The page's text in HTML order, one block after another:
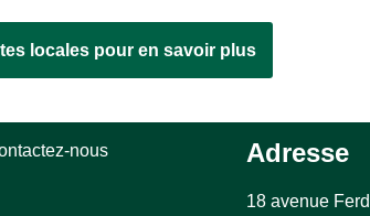
locales pour en savoir plus
nous Adresse
18 avenue